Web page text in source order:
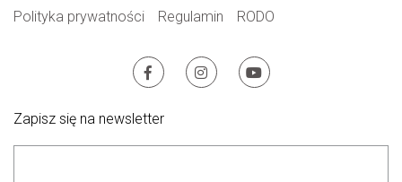
Polityka prywatności Regulamin RODO
Zapisz się na newsletter